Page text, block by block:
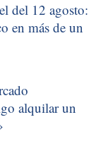
del 12 agosto:
en más de un
alquilar un